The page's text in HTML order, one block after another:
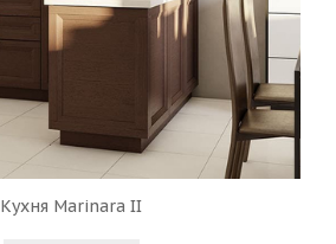
Кухня Marinara II